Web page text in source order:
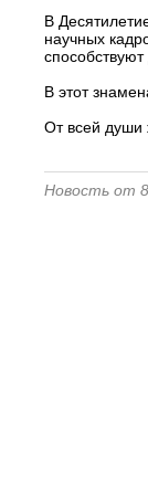
В
научных
В этот
От всей души
Новость от